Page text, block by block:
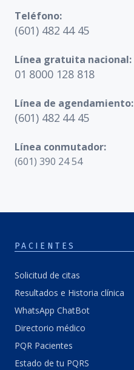
Teléfono:
(601) 482 44 45
Línea gratuita nacional:
01 8000 128 818
Línea de agendamiento:
(601) 482 44 45
Línea conmutador:
(601) 390 24 54
PACIENTES
Solicitud de citas
Resultados e Historia clínica
WhatsApp ChatBot
Directorio médico
PQR Pacientes
Estado de tu PQRS